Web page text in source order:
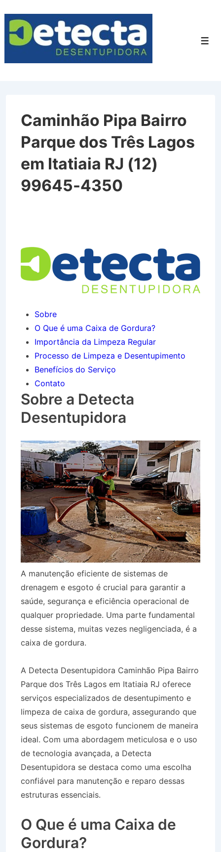
para
Conteúdo
Caminhão Pipa Bairro
Parque dos Três Lagos
em Itatiaia RJ (12)
99645-4350
Sobre
O Que é uma Caixa de Gordura?
Importância da Limpeza Regular
Processo de Limpeza e Desentupimento
Benefícios do Serviço
Contato
Sobre a Detecta
Desentupidora
A manutenção eficiente de sistemas de
drenagem e esgoto é crucial para garantir a
saúde, segurança e eficiência operacional de
qualquer propriedade. Uma parte fundamental
desse sistema, muitas vezes negligenciada, é a
caixa de gordura.
A Detecta Desentupidora Caminhão Pipa Bairro
Parque dos Três Lagos em Itatiaia RJ oferece
serviços especializados de desentupimento e
limpeza de caixa de gordura, assegurando que
seus sistemas de esgoto funcionem de maneira
ideal. Com uma abordagem meticulosa e o uso
de tecnologia avançada, a Detecta
Desentupidora se destaca como uma escolha
confiável para manutenção e reparo dessas
estruturas essenciais.
O Que é uma Caixa de
Gordura?